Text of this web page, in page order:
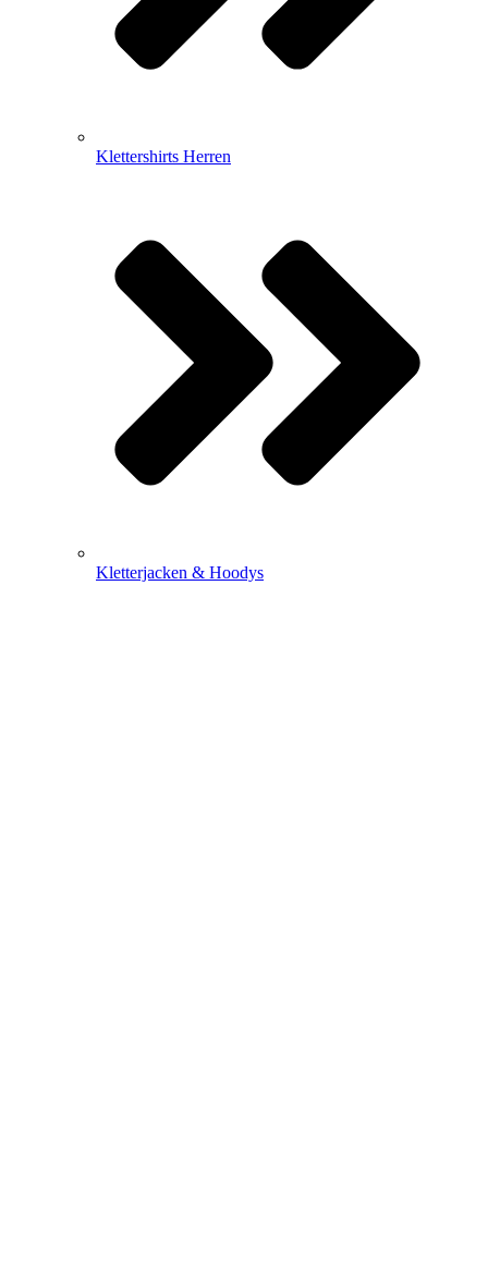
Klettershirts Herren
Kletterjacken & Hoodys